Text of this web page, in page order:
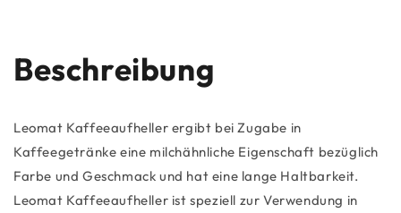
Beschreibung
Leomat Kaffeeaufheller ergibt bei Zugabe in
Kaffeegetränke eine milchähnliche Eigenschaft bezüglich
Farbe und Geschmack und hat eine lange Haltbarkeit.
Leomat Kaffeeaufheller ist speziell zur Verwendung in